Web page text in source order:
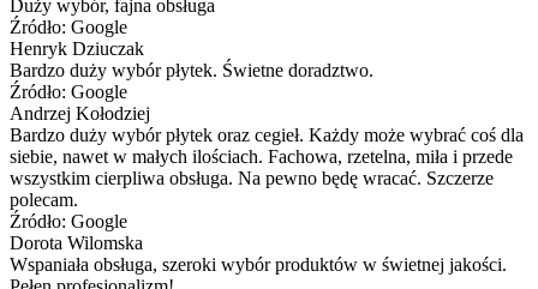
Duży wybór, fajna obsługa
Źródło: Google
Henryk Dziuczak
Bardzo duży wybór płytek. Świetne doradztwo.
Źródło: Google
Andrzej Kołodziej
Bardzo duży wybór płytek oraz cegieł. Każdy może wybrać coś dla
siebie, nawet w małych ilościach. Fachowa, rzetelna, miła i przede
wszystkim cierpliwa obsługa. Na pewno będę wracać. Szczerze
polecam.
Źródło: Google
Dorota Wilomska
Wspaniała obsługa, szeroki wybór produktów w świetnej jakości.